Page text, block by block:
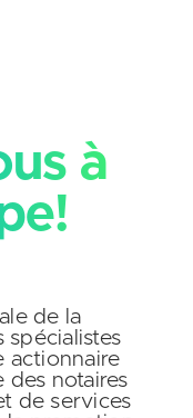
à
de la
spécialistes
actionnaire
des notaires
de services